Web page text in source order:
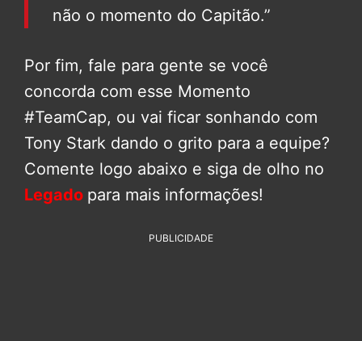
não o momento do Capitão.”
Por fim, fale para gente se você
concorda com esse Momento
#TeamCap, ou vai ficar sonhando com
Tony Stark dando o grito para a equipe?
Comente logo abaixo e siga de olho no
Legado para mais informações!
PUBLICIDADE